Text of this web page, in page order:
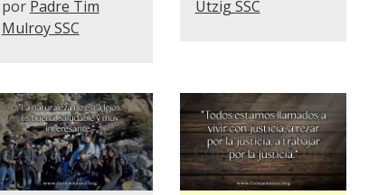
por Padre Tim
Mulroy SSC
Utzig SSC